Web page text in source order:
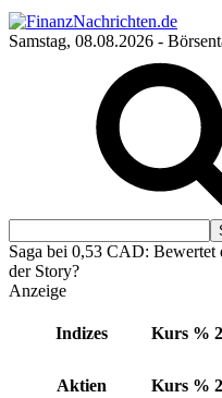
Samstag, 08.08.2026 -
Saga bei 0,53 CAD:
der Story?
Anzeige
Indizes Kurs %
Aktien Kurs %